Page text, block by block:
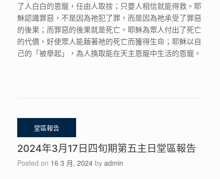
了人白白的恩寵，任由人取捨；只要人相信就能得救。耶
穌認識罪惡，不是因為祂犯了罪，而是因為祂承受了罪惡
的後果；而罪惡的後果就是死亡。耶穌為眾人付出了死亡
的代價，好使眾人能藉著祂的死亡而獲得生命；耶穌以自
己的「被舉起」，為人換取能在天主恩寵中生活的恩寵。
2024年3月17日四旬期第五主日堂區報告
Posted on 16 3 月, 2024 by admin